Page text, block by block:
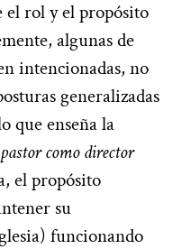
el rol y el propósito
algunas de
intencionadas, no
generalizadas
que enseña la
como director
el propósito
su
funcionando